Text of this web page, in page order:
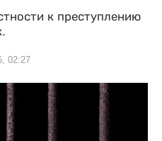
к преступлению
02:27